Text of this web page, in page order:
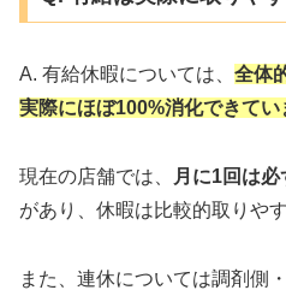
A. 有給休暇については、 全体
実際にほぼ100%消化できてい
現在の店舗では、
月に1回は
があり、休暇は比較的取りや
また、連休については調剤側